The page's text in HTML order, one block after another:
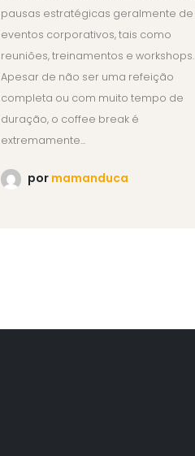
pausas estratégicas geralmente de
eventos corporativos, tais como
reuniões, treinamentos e workshops.
Apesar de não ser uma refeição
completa ou com muito tempo de
duração, o coffee break é
extremamente...
por mamanduca